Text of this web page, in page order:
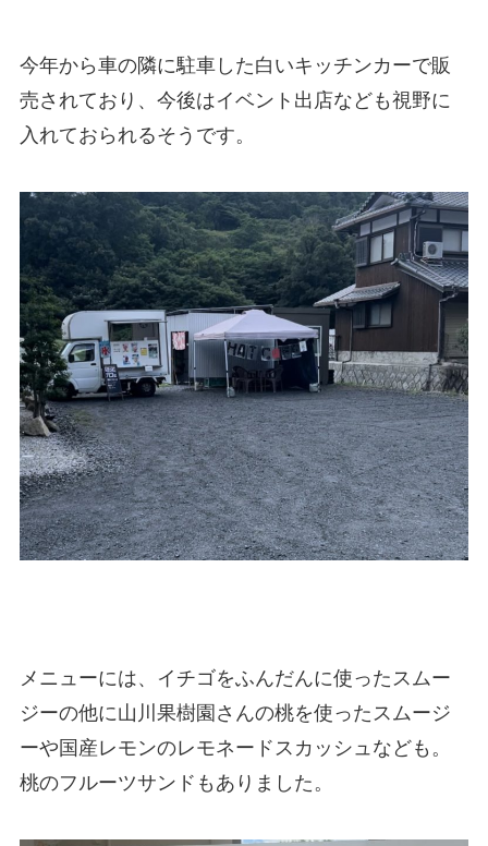
今年から車の隣に駐車した白いキッチンカーで販
売されており、今後はイベント出店なども視野に
入れておられるそうです。
メニューには、イチゴをふんだんに使ったスムー
ジーの他に山川果樹園さんの桃を使ったスムージ
ーや国産レモンのレモネードスカッシュなども。
桃のフルーツサンドもありました。